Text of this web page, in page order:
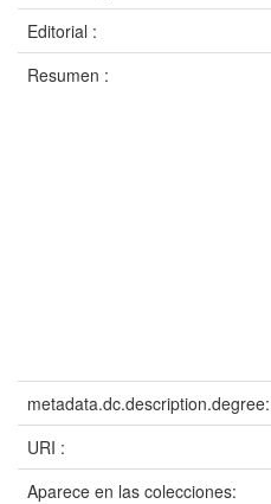
Editorial :
Resumen :
metadata.dc.description.degree:
URI :
Aparece en las colecciones: